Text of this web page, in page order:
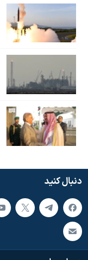
دنبال کنید